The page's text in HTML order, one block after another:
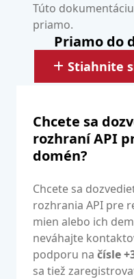
Túto
priamo.
Priamo do
Stiahnite
Chcete sa
rozhraní API
domén?
Chcete sa
rozhrania API pre
mien alebo ich
neváhajte
podporu na čísle
sa tiež